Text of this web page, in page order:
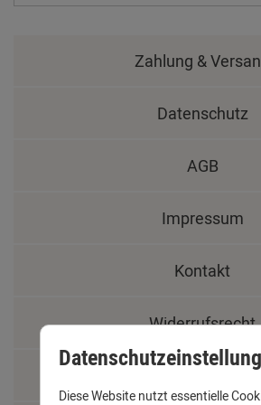
Zahlung &
Datenschutz
AGB
Impressum
Kontakt
Widerrufsrecht
Schäden und
Diese Website nutzt essentielle